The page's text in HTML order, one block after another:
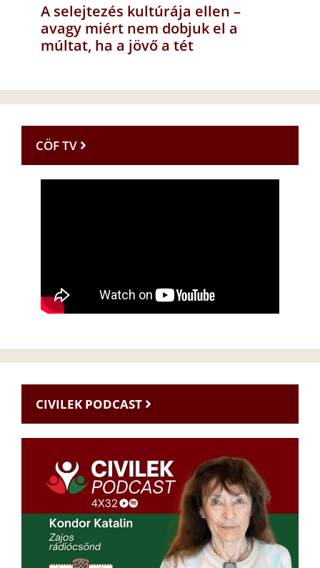
A selejtezés kultúrája ellen –
avagy miért nem dobjuk el a
múltat, ha a jövő a tét
CÖF TV
CIVILEK PODCAST